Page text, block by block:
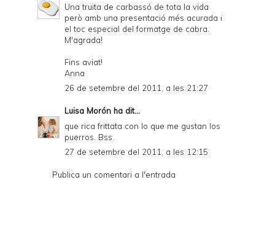
Una truita de carbassó de tota la vida
però amb una presentació més acurada i
el toc especial del formatge de cabra.
M'agrada!
Fins aviat!
Anna
26 de setembre del 2011, a les 21:27
Luisa Morón ha dit...
que rica frittata con lo que me gustan los
puerros. Bss.
27 de setembre del 2011, a les 12:15
Publica un comentari a l'entrada